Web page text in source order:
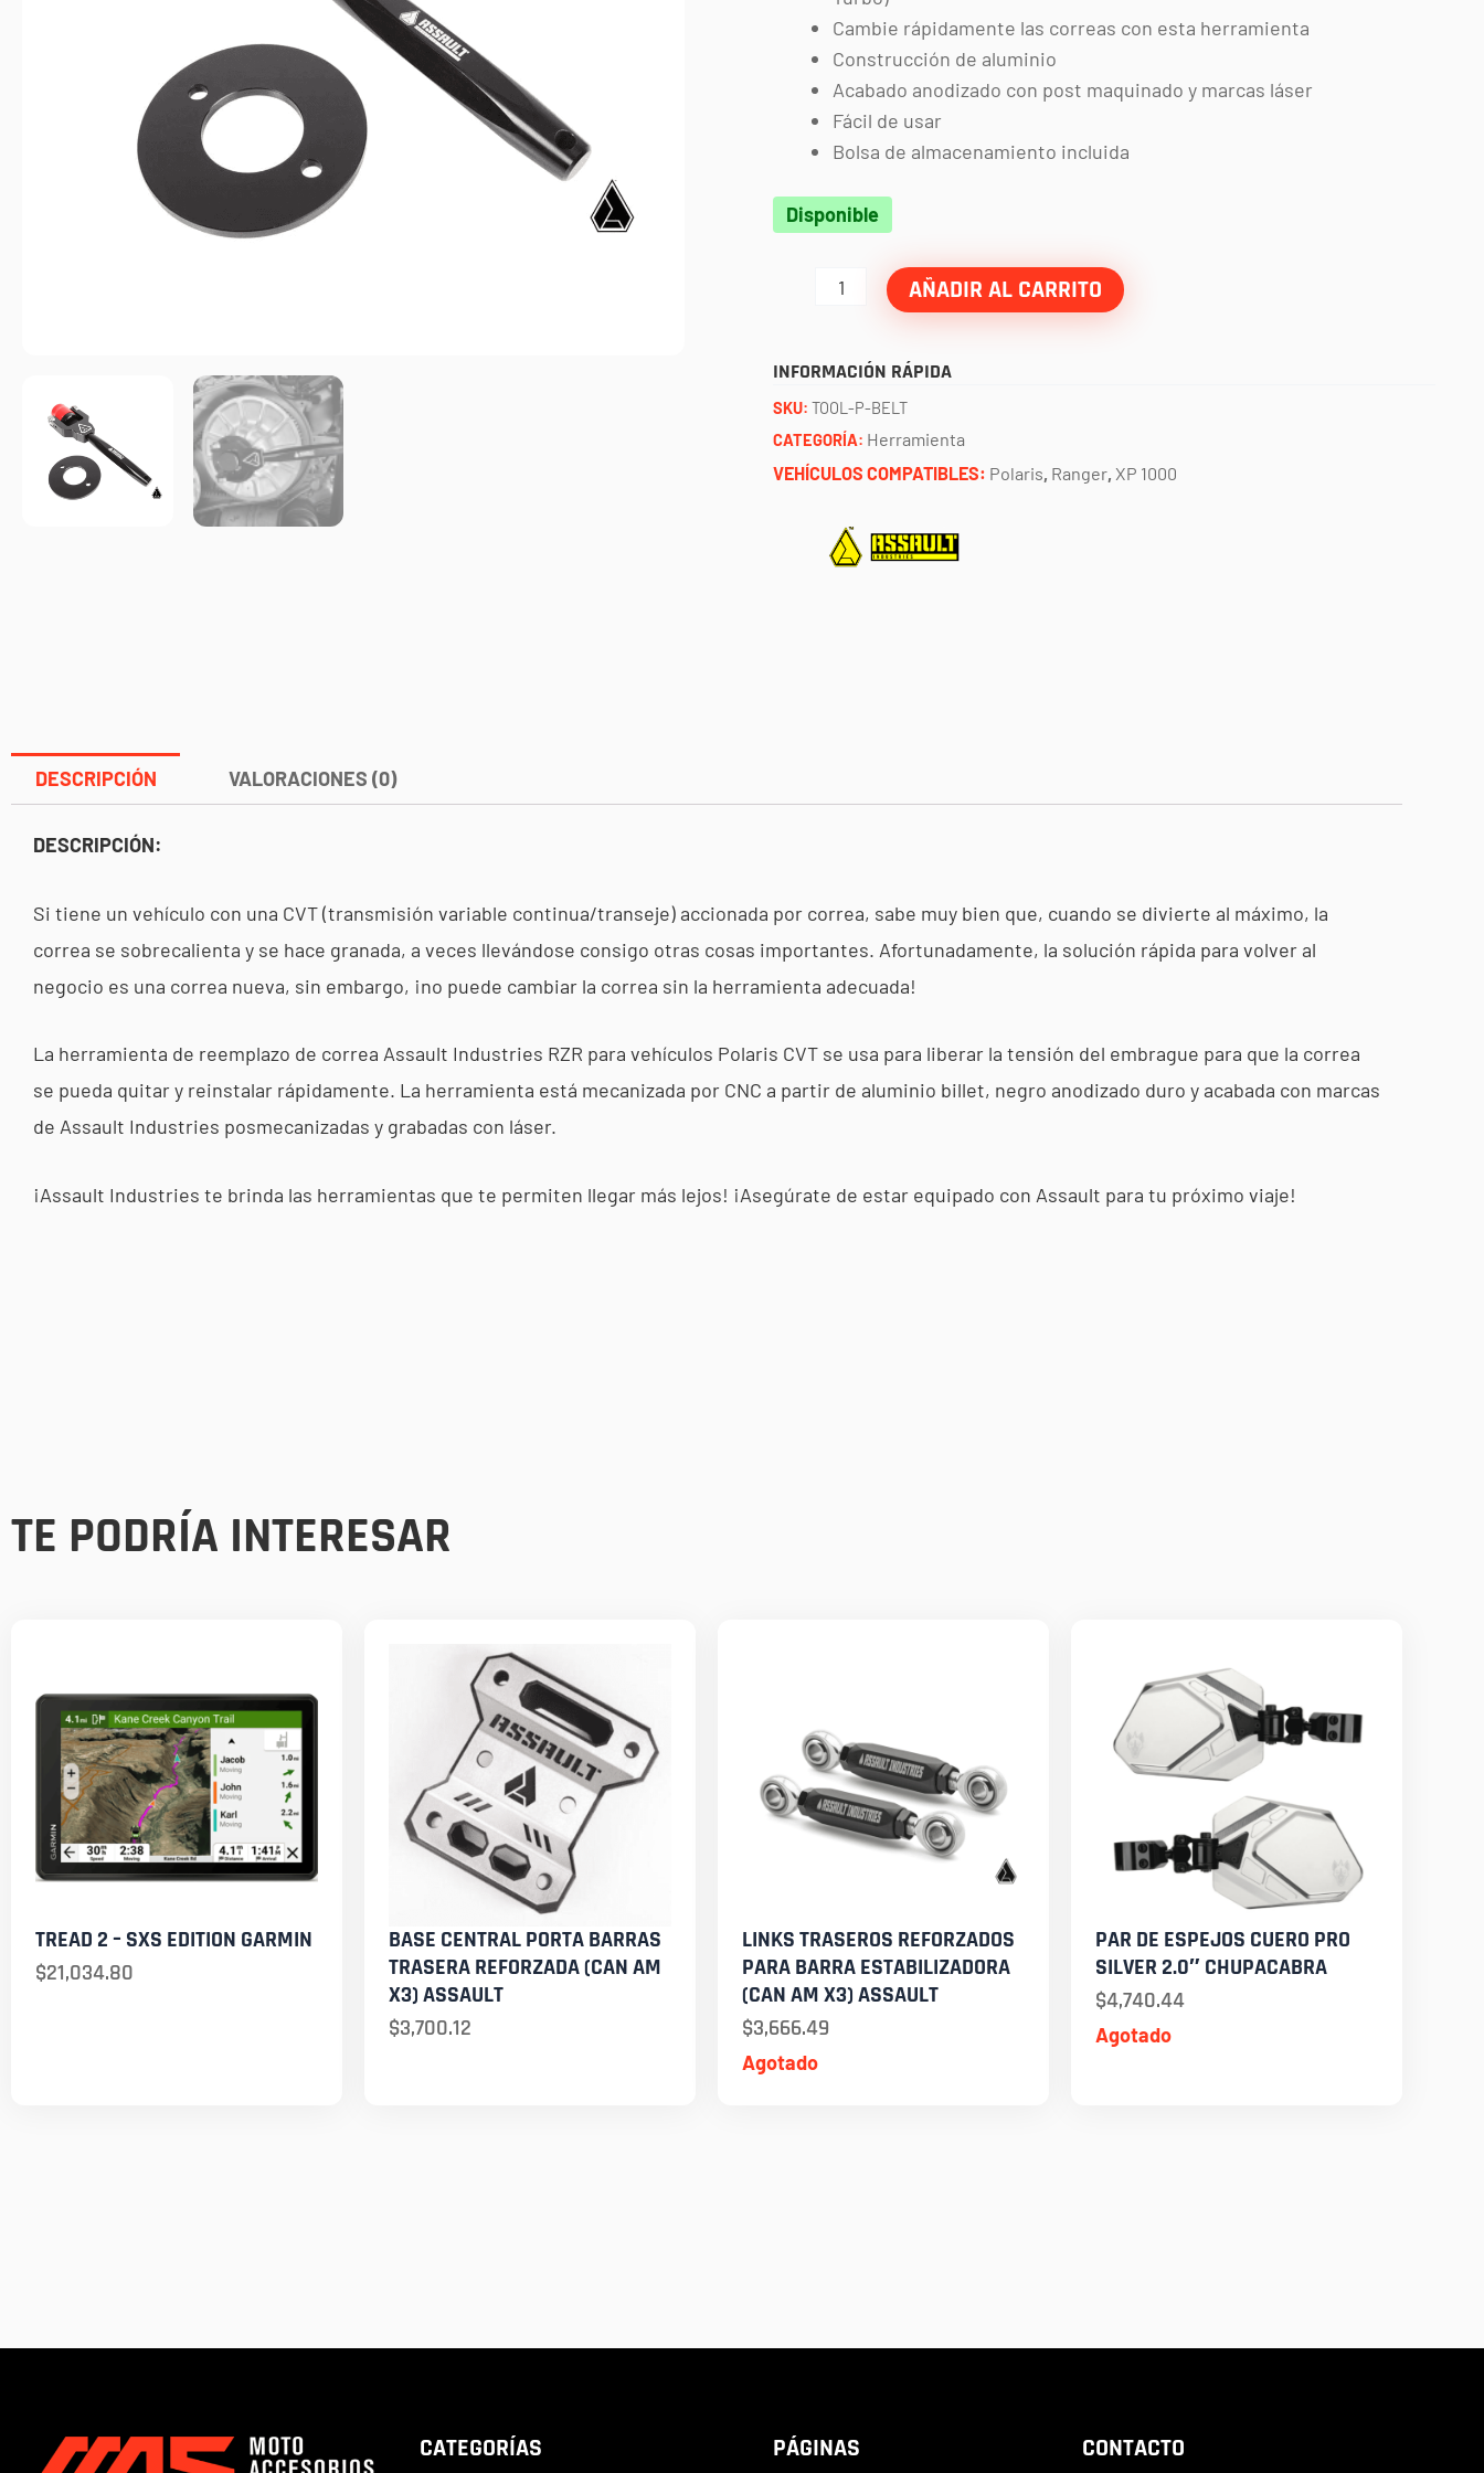
Cambie rápidamente las correas con esta herramienta
Construcción de aluminio
Acabado anodizado con post maquinado y marcas láser
Fácil de usar
Bolsa de almacenamiento incluida
Disponible
Herramienta
RANGER
XP
ASSAULT
AÑADIR AL CARRITO
INFORMACIÓN RÁPIDA
SKU: TOOL-P-BELT
CATEGORÍA: Herramienta
VEHÍCULOS COMPATIBLES: Polaris, Ranger, XP 1000
DESCRIPCIÓN VALORACIONES (0)
DESCRIPCIÓN:
Si tiene un vehículo con una CVT (transmisión variable continua/transeje) accionada por correa, sabe muy bien que, cuando se divierte al máximo, la
correa se sobrecalienta y se hace granada, a veces llevándose consigo otras cosas importantes. Afortunadamente, la solución rápida para volver al
negocio es una correa nueva, sin embargo, ¡no puede cambiar la correa sin la herramienta adecuada!
La herramienta de reemplazo de correa Assault Industries RZR para vehículos Polaris CVT se usa para liberar la tensión del embrague para que la correa
se pueda quitar y reinstalar rápidamente. La herramienta está mecanizada por CNC a partir de aluminio billet, negro anodizado duro y acabada con marcas
de Assault Industries posmecanizadas y grabadas con láser.
¡Assault Industries te brinda las herramientas que te permiten llegar más lejos! ¡Asegúrate de estar equipado con Assault para tu próximo viaje!
TE PODRÍA INTERESAR
TREAD 2 – SXS EDITION GARMIN
$21,034.80
BASE CENTRAL PORTA BARRAS
TRASERA REFORZADA (CAN AM
X3) ASSAULT
$3,700.12
Agotado
LINKS TRASEROS REFORZADOS
PARA BARRA ESTABILIZADORA
(CAN AM X3) ASSAULT
$3,666.49 Agotado
PAR DE ESPEJOS CUERO PRO
SILVER 2.0″ CHUPACABRA
$4,740.44
CATEGORÍAS PÁGINAS CONTACTO